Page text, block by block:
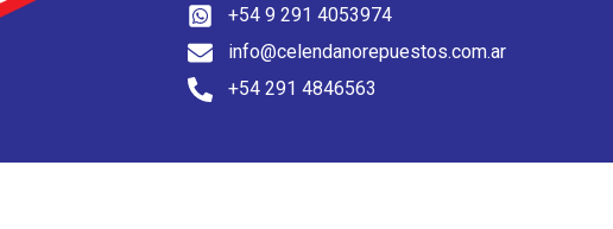
+54 9 291 4053974
info@celendanorepuestos.com.ar
+54 291 4846563